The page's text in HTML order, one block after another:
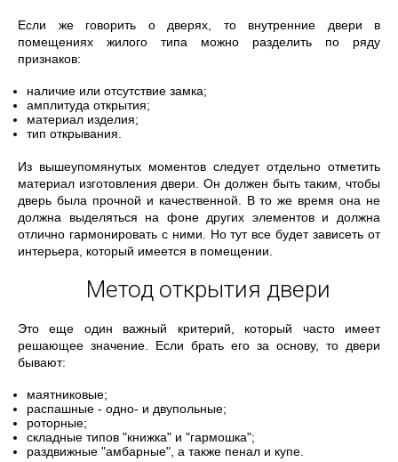
Если же говорить о дверях, то внутренние двери в
помещениях жилого типа можно разделить по ряду
признаков:
наличие или отсутствие замка;
амплитуда открытия;
материал изделия;
тип открывания.
Из вышеупомянутых моментов следует отдельно отметить
материал изготовления двери. Он должен быть таким, чтобы
дверь была прочной и качественной. В то же время она не
должна выделяться на фоне других элементов и должна
отлично гармонировать с ними. Но тут все будет зависеть от
интерьера, который имеется в помещении.
Метод открытия двери
Это еще один важный критерий, который часто имеет
решающее значение. Если брать его за основу, то двери
бывают:
маятниковые;
распашные - одно- и двупольные;
роторные;
складные типов "книжка" и "гармошка";
раздвижные "амбарные", а также пенал и купе.